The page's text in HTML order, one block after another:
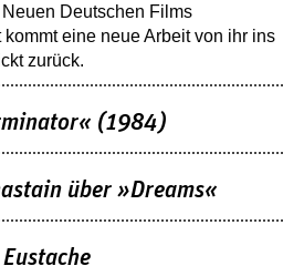
Deutschen Films
eine neue Arbeit von ihr ins
zurück.
(1984)
über »Dreams«